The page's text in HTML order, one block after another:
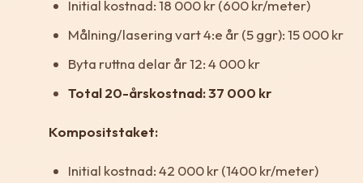
Initial kostnad: 18 000 kr (600 kr/meter)
Målning/lasering vart 4:e år (5 ggr): 15 000 kr
Byta ruttna delar år 12: 4 000 kr
Total 20-årskostnad: 37 000 kr
Kompositstaket:
Initial kostnad: 42 000 kr (1400 kr/meter)